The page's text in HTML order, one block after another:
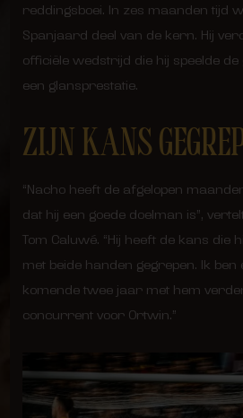
reddingsboei. In zes maanden tijd
Spanjaard deel van de kern. Hij
officiële wedstrijd die hij speelde
een glansprestatie.
ZIJN KANS
“Nacho heeft de afgelopen
dat hij een goede doelman is”,
Tom Caluwé. “Hij heeft de kans die
met beide handen gegrepen. Ik
komende twee jaar met hem
concurrent voor Ortwin.”